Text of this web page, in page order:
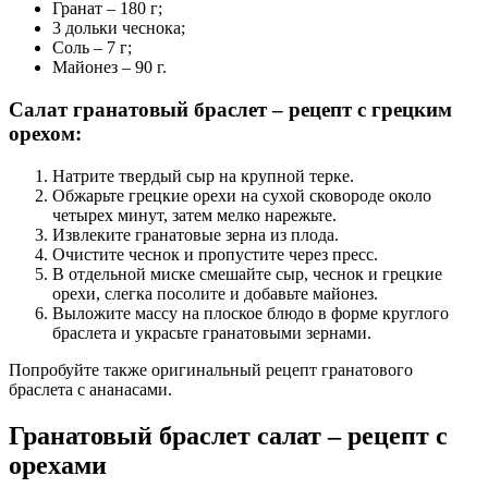
Гранат – 180 г;
3 дольки чеснока;
Соль – 7 г;
Майонез – 90 г.
Салат гранатовый браслет – рецепт с грецким
орехом:
Натрите твердый сыр на крупной терке.
Обжарьте грецкие орехи на сухой сковороде около
четырех минут, затем мелко нарежьте.
Извлеките гранатовые зерна из плода.
Очистите чеснок и пропустите через пресс.
В отдельной миске смешайте сыр, чеснок и грецкие
орехи, слегка посолите и добавьте майонез.
Выложите массу на плоское блюдо в форме круглого
браслета и украсьте гранатовыми зернами.
Попробуйте также оригинальный рецепт гранатового
браслета с ананасами.
Гранатовый браслет салат – рецепт с
орехами